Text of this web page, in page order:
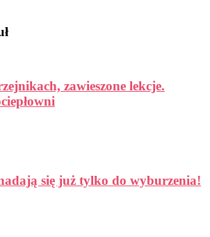
zawieszone lekcje.
się już tylko do wyburzenia!